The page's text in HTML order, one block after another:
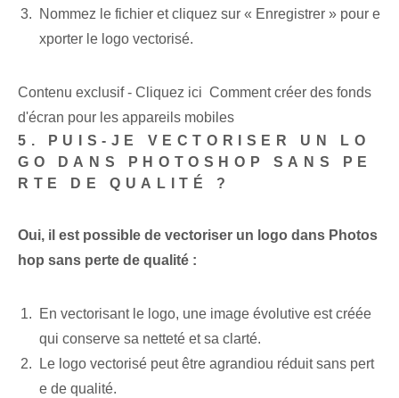
Nommez le fichier et cliquez sur « Enregistrer » ⁢pour​ e
xporter le logo vectorisé.
Contenu exclusif - Cliquez ici Comment créer des fonds
d'écran pour les appareils mobiles
5. PUIS-JE VECTORISER UN LO
GO DANS PHOTOSHOP SANS PE
RTE DE QUALITÉ ?
Oui, il est possible de vectoriser un logo dans Photos
hop sans perte de qualité :
En vectorisant le logo, une image évolutive est créée
qui conserve sa netteté et sa clarté.
Le logo vectorisé peut être ⁢agrandi⁣ou réduit sans pert
e⁤ de qualité.